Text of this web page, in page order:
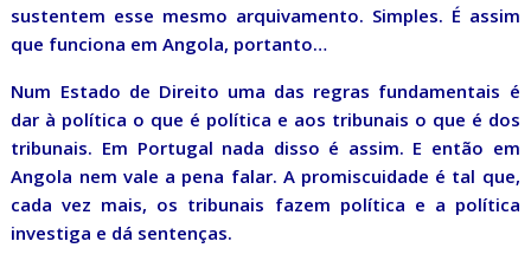
sustentem esse mesmo arquivamento. Simples. É assim
que funciona em Angola, portanto…
Num Estado de Direito uma das regras fundamentais é
dar à política o que é política e aos tribunais o que é dos
tribunais. Em Portugal nada disso é assim. E então em
Angola nem vale a pena falar. A promiscuidade é tal que,
cada vez mais, os tribunais fazem política e a política
investiga e dá sentenças.